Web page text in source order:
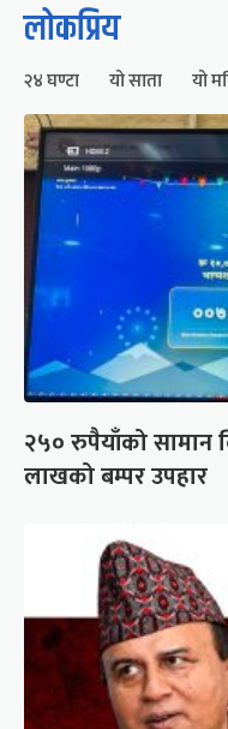
लोकप्रिय
२४ घण्टा यो साता यो
२५० रुपैयाँको सामान
लाखको बम्पर उपहार